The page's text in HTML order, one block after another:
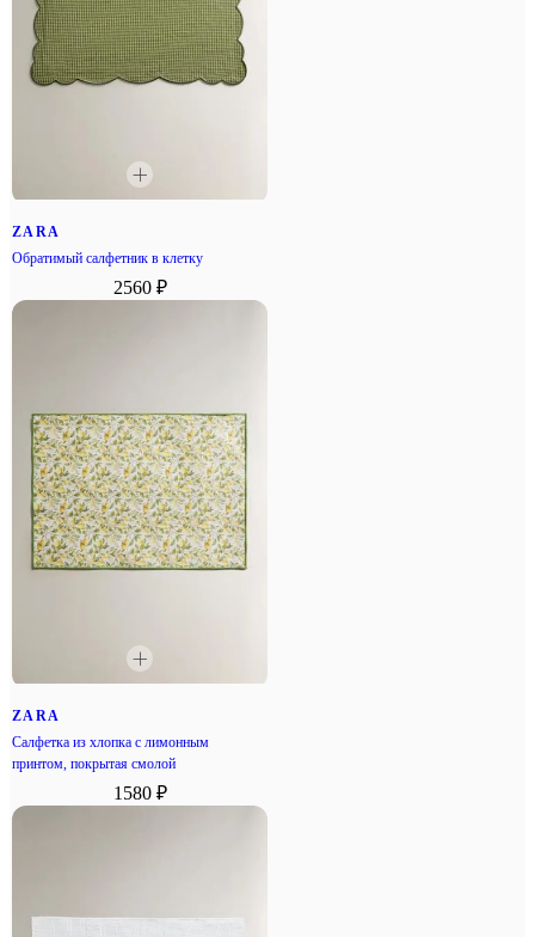
ZARA
Обратимый салфетник в клетку
2560 ₽
ZARA
Салфетка из хлопка с лимонным
принтом, покрытая смолой
1580 ₽